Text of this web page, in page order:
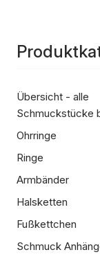
Übersicht - alle
Schmuckstücke
Ohrringe
Ringe
Armbänder
Halsketten
Fußkettchen
Schmuck